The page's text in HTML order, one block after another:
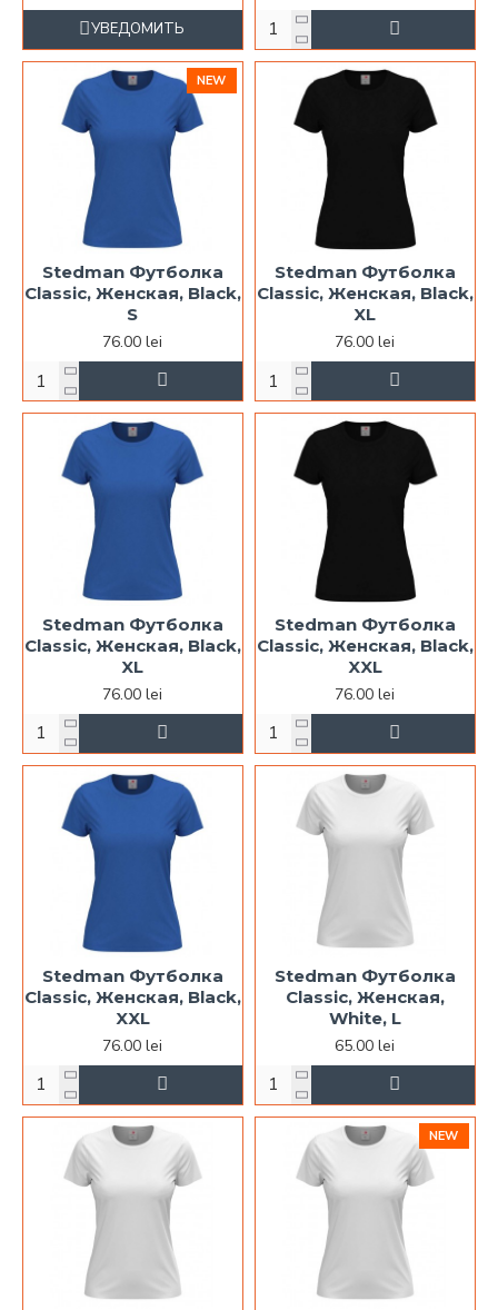
УВЕДОМИТЬ
NEW
Stedman Футболка
Classic, Женская, Black,
S
76.00 lei
Stedman Футболка
Classic, Женская, Black,
XL
76.00 lei
Stedman Футболка
Classic, Женская, Black,
XL
76.00 lei
Stedman Футболка
Classic, Женская, Black,
XXL
76.00 lei
Stedman Футболка
Classic, Женская, Black,
XXL
76.00 lei
Stedman Футболка
Classic, Женская,
White, L
65.00 lei
NEW